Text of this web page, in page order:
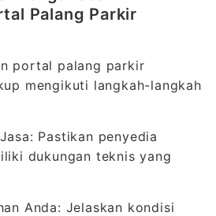
Palang Parkir
portal palang parkir
mengikuti langkah-langkah
Pastikan penyedia
dukungan teknis yang
Anda: Jelaskan kondisi